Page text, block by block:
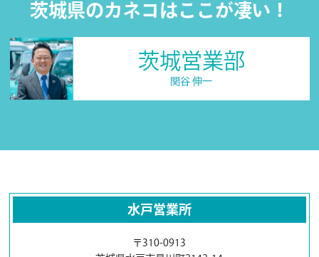
茨城県のカネコはここが凄い！
茨城営業部
関谷 伸一
水戸営業所
〒310-0913